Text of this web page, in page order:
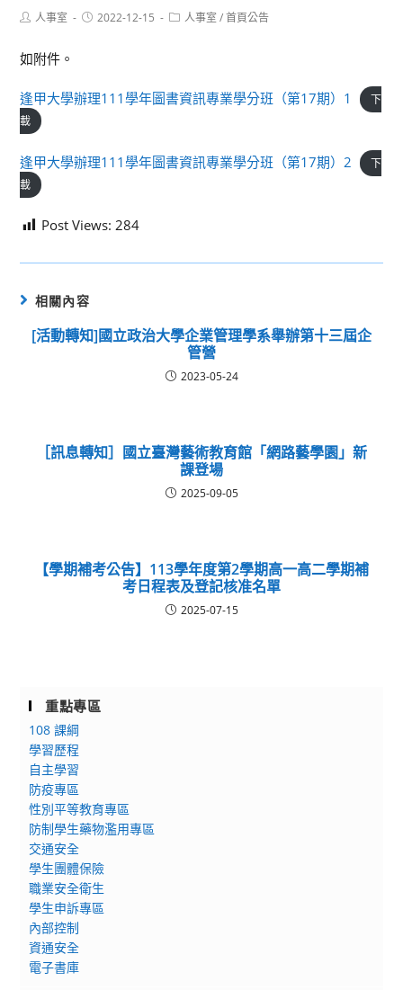
Post人事室
Post2022-12-15
Post人事室 / 首頁公告
如附件。
逢甲大學辦理111學年圖書資訊專業學分班（第17期）1
下
載
逢甲大學辦理111學年圖書資訊專業學分班（第17期）2
下
載
Post Views: 284
相關內容
[活動轉知]國立政治大學企業管理學系舉辦第十三屆企
管營
2023-05-24
［訊息轉知］國立臺灣藝術教育館「網路藝學園」新
課登場
2025-09-05
【學期補考公告】113學年度第2學期高一高二學期補
考日程表及登記核准名單
2025-07-15
重點專區
108 課綱
學習歷程
自主學習
防疫專區
性別平等教育專區
防制學生藥物濫用專區
交通安全
學生團體保險
職業安全衛生
學生申訴專區
內部控制
資通安全
電子書庫